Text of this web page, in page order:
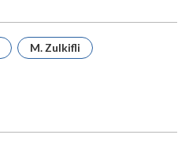
M. Zulkifli